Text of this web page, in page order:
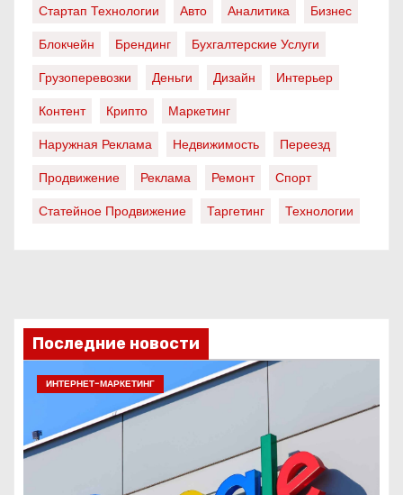
Стартап Технологии
Авто Аналитика
Бизнес
Блокчейн
Брендинг
Бухгалтерские Услуги
Грузоперевозки
Деньги Дизайн
Интерьер
Контент
Крипто
Маркетинг
Наружная Реклама
Недвижимость
Переезд
Продвижение
Реклама Ремонт
Спорт
Статейное Продвижение
Таргетинг Технологии
Последние новости
ИНТЕРНЕТ-МАРКЕТИНГ